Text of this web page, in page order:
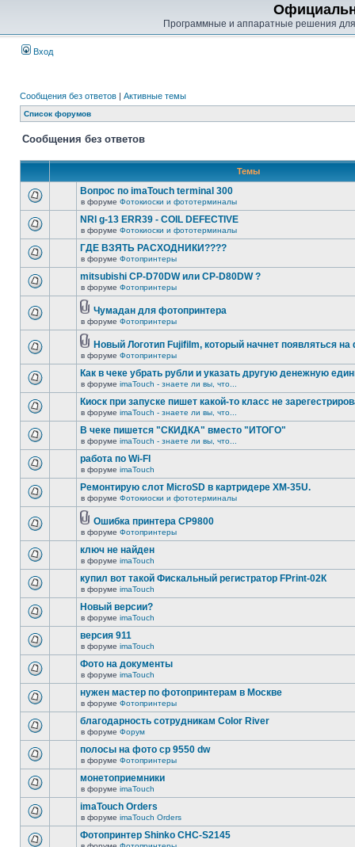
Программные и аппаратные решения
Вход
Сообщения без ответов | Активные темы
Список форумов
Сообщения без ответов
Темы
Вопрос по imaTouch terminal 300
в форуме Фотокиоски и фототерминалы
NRI g-13 ERR39 - COIL DEFECTIVE
в форуме Фотокиоски и фототерминалы
ГДЕ ВЗЯТЬ РАСХОДНИКИ????
в форуме Фотопринтеры
mitsubishi CP-D70DW или CP-D80DW ?
в форуме Фотопринтеры
Чумадан для фотопринтера
в форуме Фотопринтеры
Новый Логотип Fujifilm, который начнет появляться на
в форуме Фотопринтеры
Как в чеке убрать рубли и указать другую денежную
в форуме imaTouch - знаете ли вы, что...
Киоск при запуске пишет какой-то класс не
в форуме imaTouch - знаете ли вы, что...
В чеке пишется "СКИДКА" вместо "ИТОГО"
в форуме imaTouch - знаете ли вы, что...
работа по Wi-FI
в форуме imaTouch
Ремонтирую слот MicroSD в картридере XM-35U.
в форуме Фотокиоски и фототерминалы
Ошибка принтера CP9800
в форуме Фотопринтеры
ключ не найден
в форуме imaTouch
купил вот такой Фискальный регистратор FPrint-02К
в форуме imaTouch
Новый версии?
в форуме imaTouch
версия 911
в форуме imaTouch
Фото на документы
в форуме imaTouch
нужен мастер по фотопринтерам в Москве
в форуме Фотопринтеры
благодарность сотрудникам Color River
в форуме Форум
полосы на фото cp 9550 dw
в форуме Фотопринтеры
монетоприемники
в форуме imaTouch
imaTouch Orders
в форуме imaTouch Orders
Фотопринтер Shinko CHC-S2145